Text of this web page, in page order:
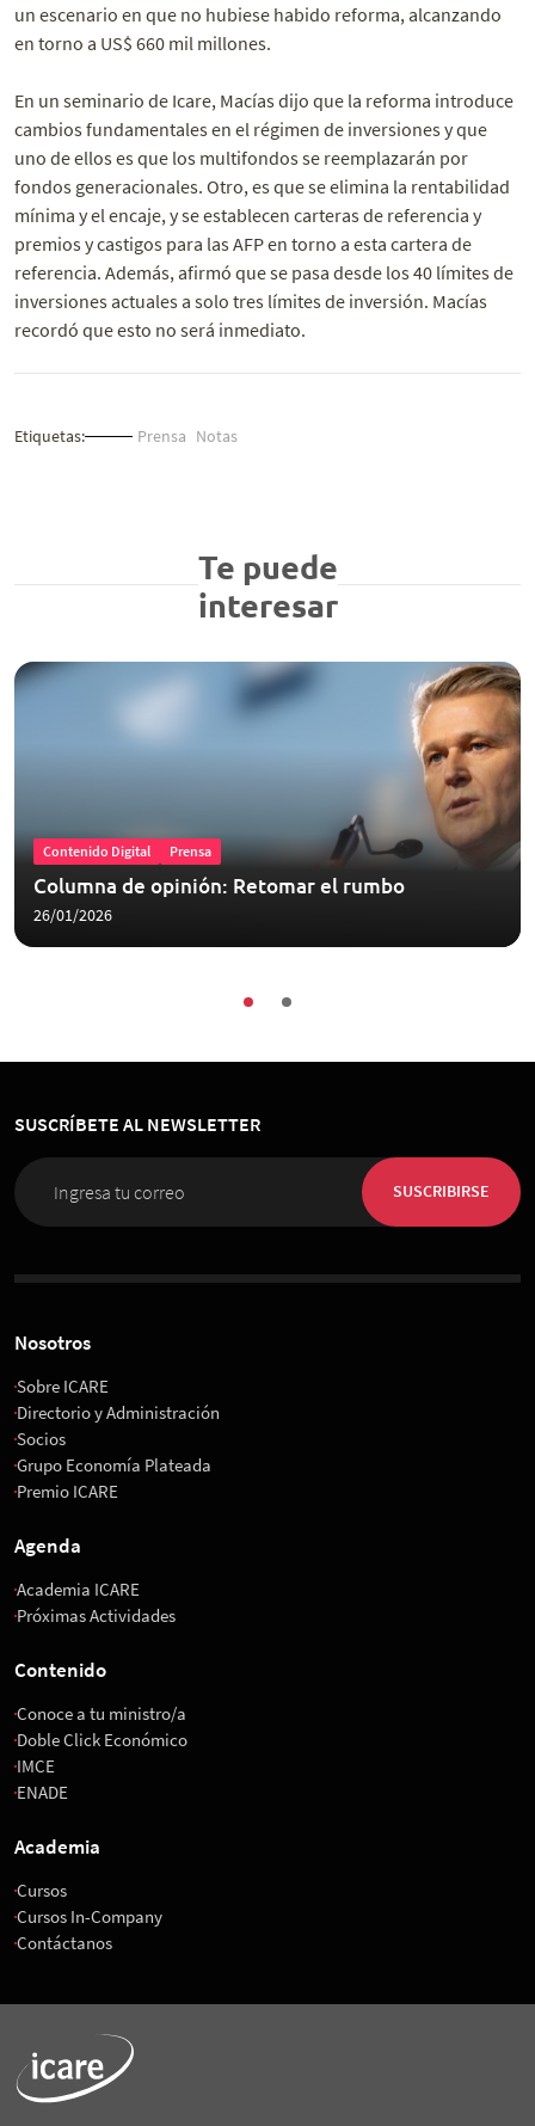
un escenario en que no hubiese habido reforma, alcanzando
en torno a US$ 660 mil millones.
En un seminario de Icare, Macías dijo que la reforma introduce
cambios fundamentales en el régimen de inversiones y que
uno de ellos es que los multifondos se reemplazarán por
fondos generacionales. Otro, es que se elimina la rentabilidad
mínima y el encaje, y se establecen carteras de referencia y
premios y castigos para las AFP en torno a esta cartera de
referencia. Además, afirmó que se pasa desde los 40 límites de
inversiones actuales a solo tres límites de inversión. Macías
recordó que esto no será inmediato.
Etiquetas: Prensa Notas
Te puede
interesar
Contenido Digital Prensa
Columna de opinión: Retomar el rumbo
26/01/2026
SUSCRÍBETE AL NEWSLETTER
SUSCRIBIRSE
Nosotros
Sobre ICARE
Directorio y Administración
Socios
Grupo Economía Plateada
Premio ICARE
Agenda
Academia ICARE
Próximas Actividades
Contenido
Conoce a tu ministro/a
Doble Click Económico
IMCE
ENADE
Academia
Cursos
Cursos In-Company
Contáctanos